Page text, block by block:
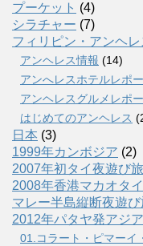
プーケット (4)
シラチャー (7)
フィリピン・アンヘ
アンヘレス情報 (14)
アンへレスホテルレポ
アンヘレスグルメレポ
はじめてのアンヘレス
日本 (3)
1999年カンボジア (2)
2007年初タイ夜遊び
2008年香港マカオタ
マレー半島縦断夜遊
2012年パタヤ発アジ
01.コラート・ピマーイ